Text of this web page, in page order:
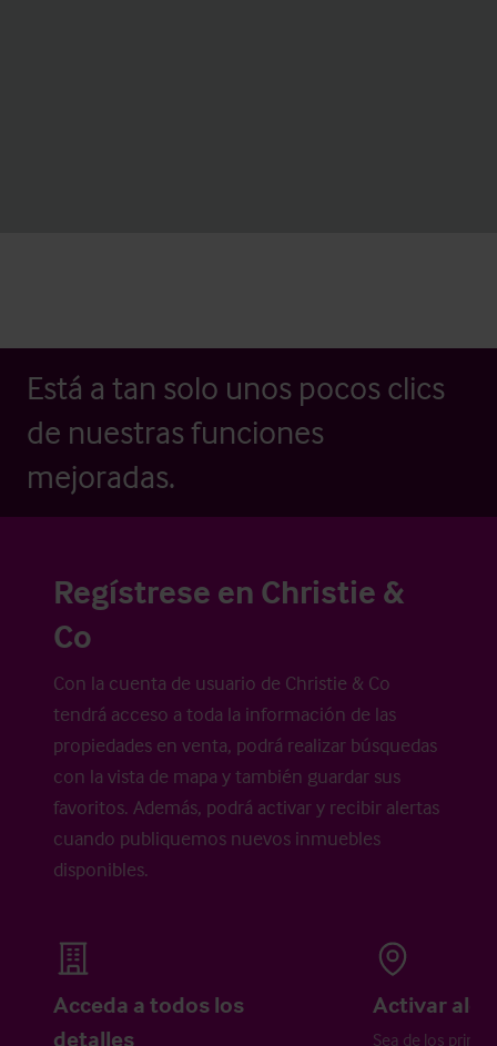
Está a tan solo unos pocos clics
de nuestras funciones
mejoradas.
Regístrese en Christie &
Co
Con la cuenta de usuario de Christie & Co
tendrá acceso a toda la información de las
propiedades en venta, podrá realizar búsquedas
con la vista de mapa y también guardar sus
favoritos. Además, podrá activar y recibir alertas
cuando publiquemos nuevos inmuebles
disponibles.
Acceda a todos los
detalles
Activar
Sea de los